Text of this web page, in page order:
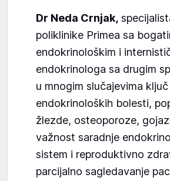
Dr Neda Crnjak,
poliklinike Primea sa
endokrinološkim i
endokrinologa sa drugim
u mnogim slučajevima
endokrinoloških bolesti,
žlezde, osteoporoze,
važnost saradnje
sistem i reproduktivno
parcijalno sagledavanje